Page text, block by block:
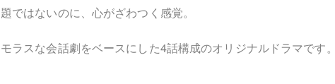
はないのに、⼼がざわつく感覚。
ラスな会話劇をベースにした4話構成のオリジナルドラマです。